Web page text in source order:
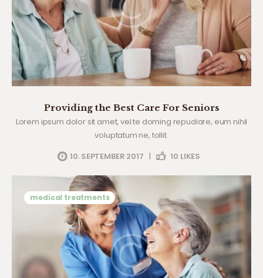
Providing the Best Care For Seniors
Lorem ipsum dolor sit amet, vel te doming repudiare, eum nihil
voluptatum ne, tollit.
10. SEPTEMBER 2017 | 10 LIKES
medical treatments